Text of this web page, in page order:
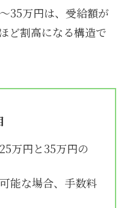
35万円は、受給額が
ど割高になる構造で
万円と35万円の
能な場合、手数料